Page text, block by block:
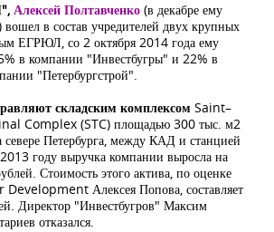
Алексей Полтавченко (в декабре ему
вошел в состав учредителей двух крупных
ЕГРЮЛ, со 2 октября 2014 года ему
в компании "Инвестбугры" и 22% в
"Петербургстрой".
складским комплексом Saint–
Complex (STC) площадью 300 тыс. м2
севере Петербурга, между КАД и станцией
году выручка компании выросла на
Стоимость этого актива, по оценке
Алексея Попова, составляет
Директор "Инвестбугров" Максим
отказался.